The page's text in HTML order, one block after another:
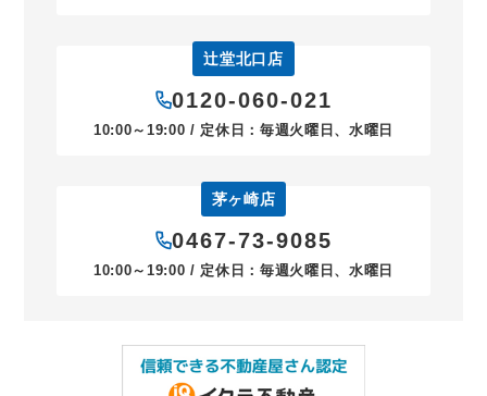
辻堂北口店
0120-060-021
10:00～19:00 / 定休日：毎週火曜日、水曜日
茅ヶ崎店
0467-73-9085
10:00～19:00 / 定休日：毎週火曜日、水曜日